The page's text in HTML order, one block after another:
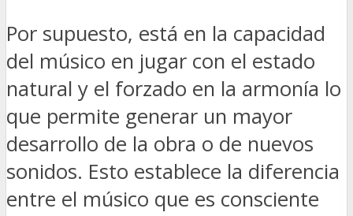
Por supuesto, está en la capacidad
del músico en jugar con el estado
natural y el forzado en la armonía lo
que permite generar un mayor
desarrollo de la obra o de nuevos
sonidos. Esto establece la diferencia
entre el músico que es consciente